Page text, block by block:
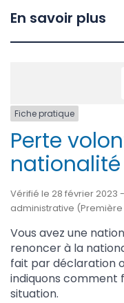
En savoir plus
Fiche pratique
Perte
Vérifié le 28 février
administrative
Vous avez une
renoncer à la
fait par déclaration
indiquons comment
situation.